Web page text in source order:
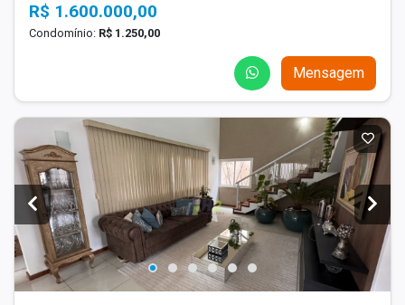
R$ 1.600.000,00
Condomínio: R$ 1.250,00
Mensagem